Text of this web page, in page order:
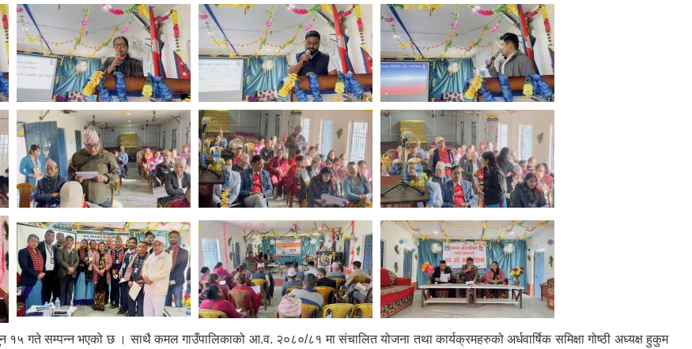
सम्पन्न भएको छ । साथै कमल गाउँपालिकाको आ.व. २०८०/८१ मा संचालित योजना तथा कार्यक्रमहरुको अर्धवार्षिक समिक्षा गोष्ठी अध्यक्ष हुकुम